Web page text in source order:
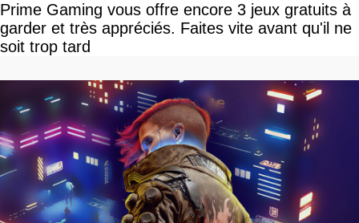
Prime Gaming vous offre encore 3 jeux gratuits à
garder et très appréciés. Faites vite avant qu'il ne
soit trop tard